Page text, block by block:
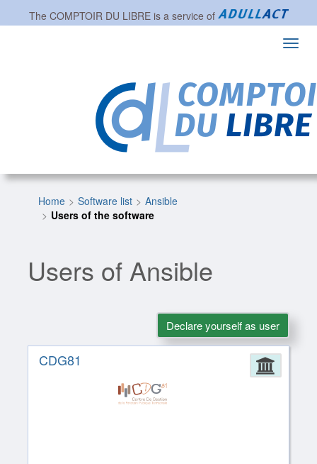
The COMPTOIR DU LIBREis a service of
Home Software list
Ansible
Users of the software
Users of Ansible
Declare yourself as user
CDG81